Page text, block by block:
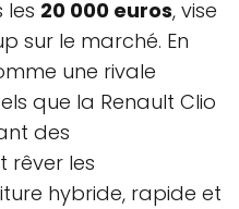
les 20 000 euros, vise
sur le marché. En
une rivale
que la Renault Clio
des
rêver les
hybride, rapide et